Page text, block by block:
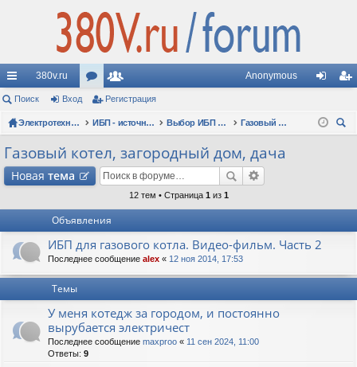
с
ы
лк
380v.ru
ор
ум
ол
ьз
ат
и
Anonymous
д ис
Поиск Вход Регистрация
Электротехнические форумы ИБП - источники бесперебойного питания Выбор ИБП по сфере применения (рекомендации, советы, опыт эксплуатации)
Газовый котел, загородный дом, дача
Газовый котел, загородный дом, дача
Новая тема
12 тем • Страница 1 из 1
Объявления
ИБП для газового котла. Видео-фильм. Часть 2
Последнее сообщение alex « 12 ноя 2014, 17:53
Темы
У меня котедж за городом, и постоянно
вырубается электричест
Последнее сообщение maxproo « 11 сен 2024, 11:00
Ответы: 9